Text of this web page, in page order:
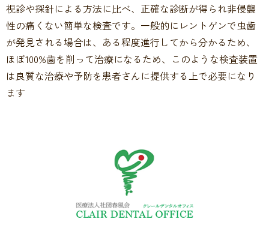
視診や探針による方法に比べ、正確な診断が得られ非侵襲
性の痛くない簡単な検査です。一般的にレントゲンで虫歯
が発見される場合は、ある程度進行してから分かるため、
ほぼ100%歯を削って治療になるため、このような検査装置
は良質な治療や予防を患者さんに提供する上で必要になり
ます